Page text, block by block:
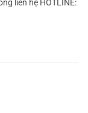
liên hệ HOTLINE: